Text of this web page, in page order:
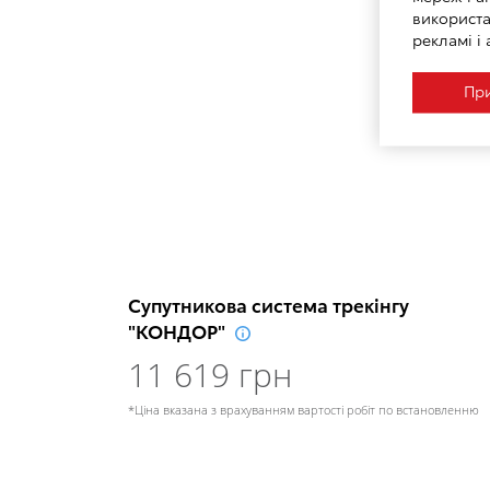
Супутникова система трекінгу
"КОНДОР"
11 619 грн
*Ціна вказана з врахуванням вартості робіт по встановленню
рекламі і